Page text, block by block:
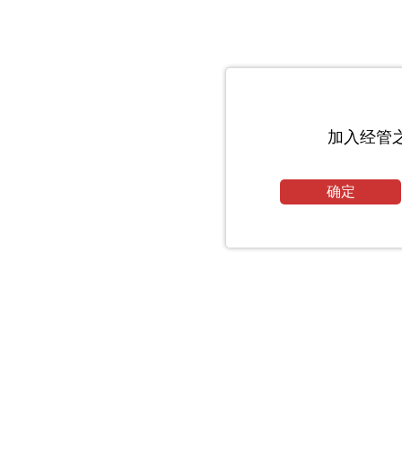
加入经管
确定